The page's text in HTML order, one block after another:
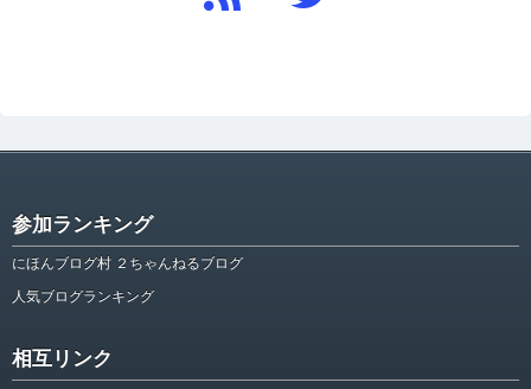
参加ランキング
にほんブログ村 ２ちゃんねるブログ
人気ブログランキング
相互リンク